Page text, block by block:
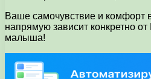
Ваше самочувствие и комфорт
напрямую зависит конкретно
малыша!